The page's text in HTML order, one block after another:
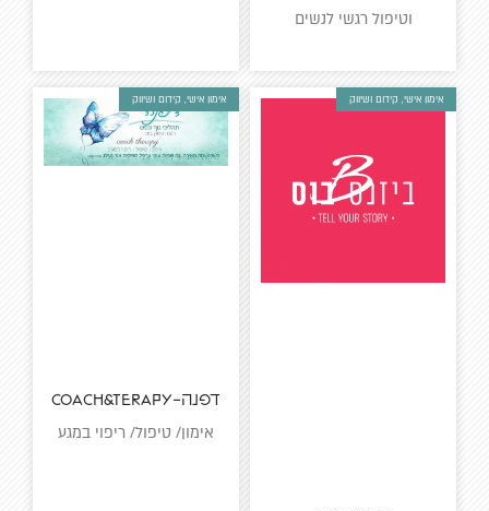
וטיפול רגשי לנשים
אימון אישי, קידום ושיווק אימון אישי, קידום ושיווק
דפנה-COACH&TERAPY
אימון/ טיפול/ ריפוי במגע